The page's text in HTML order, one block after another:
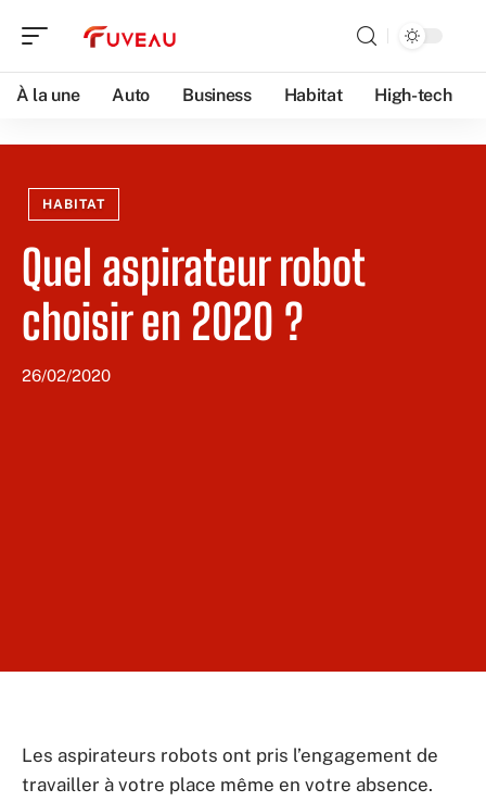
À la une Auto Business Habitat High-tech
HABITAT
Quel aspirateur robot
choisir en 2020 ?
26/02/2020
Les aspirateurs robots ont pris l’engagement de
travailler à votre place même en votre absence.